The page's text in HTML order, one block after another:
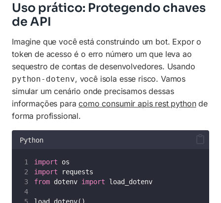
Uso prático: Protegendo chaves
de API
Imagine que você está construindo um bot. Expor o
token de acesso é o erro número um que leva ao
sequestro de contas de desenvolvedores. Usando
python-dotenv, você isola esse risco. Vamos
simular um cenário onde precisamos dessas
informações paracomo consumir apis rest pythonde
forma profissional.
Python
import os
import requests
from dotenv import load_dotenv